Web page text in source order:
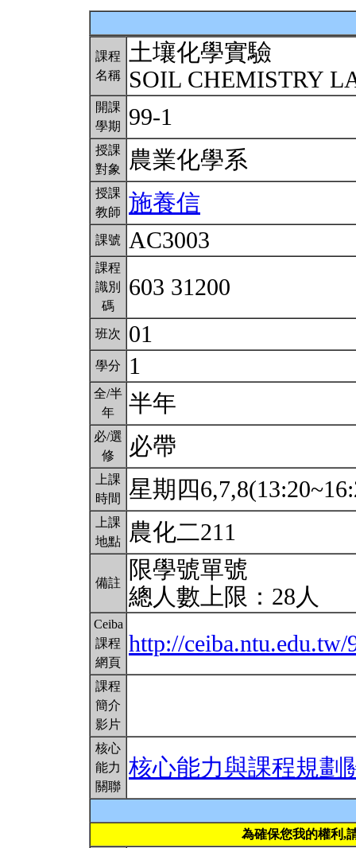
課程
名稱
土壤化學實驗
SOIL CHEMISTRY
開課
學期
99-1
授課
對象
農業化學系
授課
教師
施養信
課號 AC3003
課程
識別
碼
603 31200
班次 01
學分 1
全/半
年
半年
必/選
修
必帶
上課
時間
星期四
上課
地點
農化二211
備註
限學號單號
總人數上限：28人
Ceiba
課程
網頁
http://ceiba.ntu.edu.tw/
課程
簡介
影片
核心
能力
關聯
核心能力與課程規劃
為確保您我的權利,